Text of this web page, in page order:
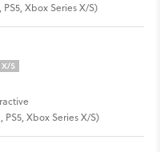
PS5, Xbox Series X/S)
X/S
PS5, Xbox Series X/S)